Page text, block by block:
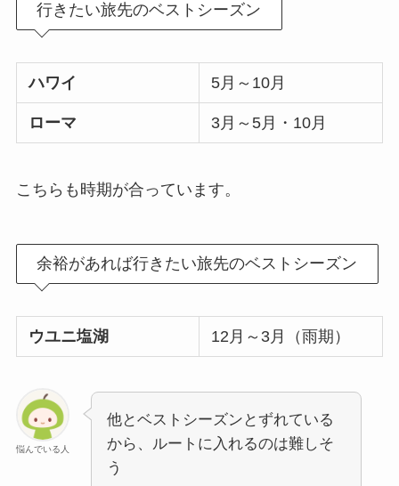
行きたい旅先のベストシーズン
ハワイ 5月～10月
ローマ 3月～5月・10月
こちらも時期が合っています。
余裕があれば行きたい旅先のベストシーズン
ウユニ塩湖 12月～3月（雨期）
悩んでいる人
他とベストシーズンとずれている
から、ルートに入れるのは難しそ
う